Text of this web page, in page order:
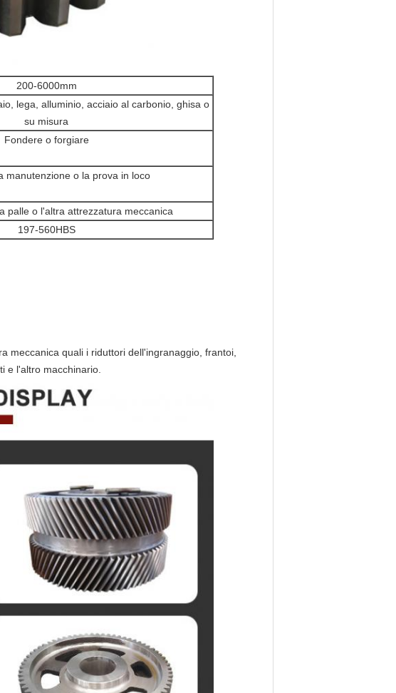
200-6000mm
lega, alluminio, acciaio al carbonio, ghisa o
su misura
Fondere o forgiare
manutenzione o la prova in loco
palle o l'altra attrezzatura meccanica
197-560HBS
meccanica quali i riduttori dell'ingranaggio, frantoi,
e l'altro macchinario.